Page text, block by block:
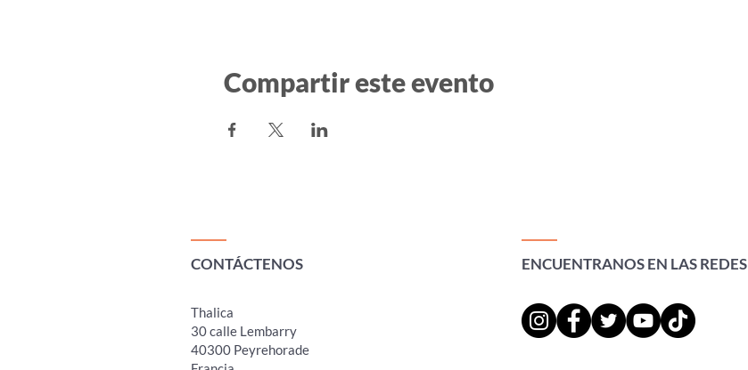
Compartir este evento
CONTÁCTENOS
Thalica
30 calle Lembarry
40300 Peyrehorade
ENCUENTRANOS EN LAS REDES